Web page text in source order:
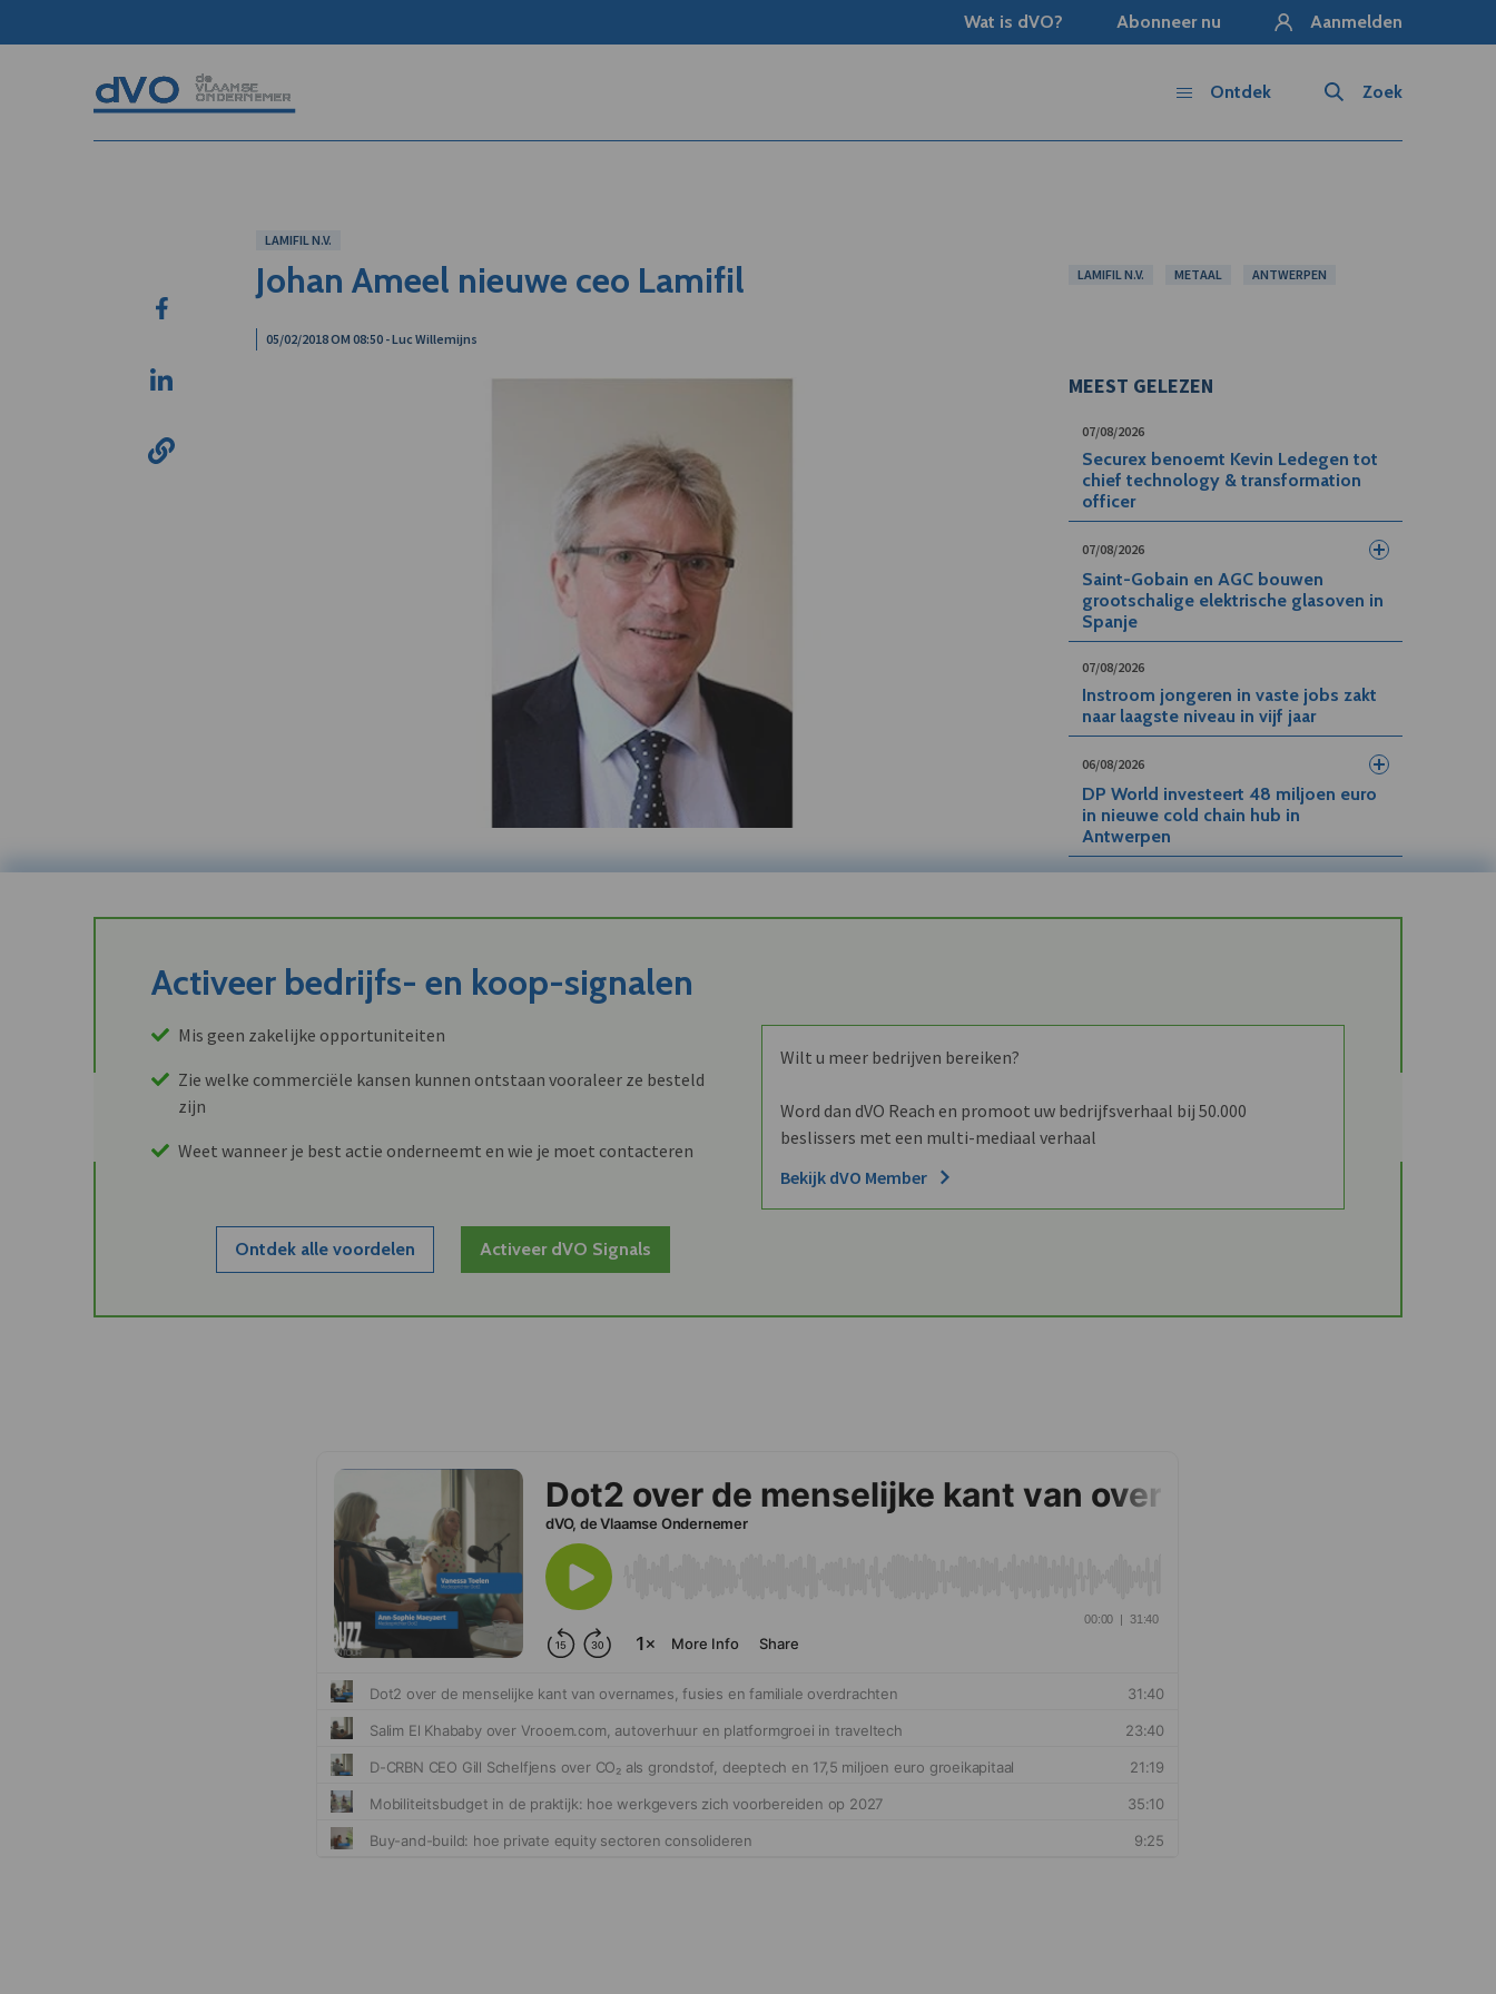
Wat is dVO? Abonneer nu Aanmelden
Zoek
Ontdek
LAMIFIL N.V.
Johan Ameel nieuwe ceo Lamifil
05/02/2018 OM 08:50 - Luc Willemijns
LAMIFIL N.V. METAAL ANTWERPEN
MEEST GELEZEN
07/08/2026
Securex benoemt Kevin Ledegen tot
chief technology & transformation
officer
07/08/2026
Saint-Gobain en AGC bouwen
grootschalige elektrische glasoven in
Spanje
07/08/2026
Instroom jongeren in vaste jobs zakt
naar laagste niveau in vijf jaar
06/08/2026
DP World investeert 48 miljoen euro
in nieuwe cold chain hub in
Antwerpen
Activeer bedrijfs- en koop-signalen
Mis geen zakelijke opportuniteiten
Zie welke commerciële kansen kunnen ontstaan vooraleer ze besteld
zijn
Weet wanneer je best actie onderneemt en wie je moet contacteren
Ontdek alle voordelen Activeer dVO Signals
Wilt u meer bedrijven bereiken?
Word dan dVO Reach en promoot uw bedrijfsverhaal bij 50.000
beslissers met een multi-mediaal verhaal
Bekijk dVO Member